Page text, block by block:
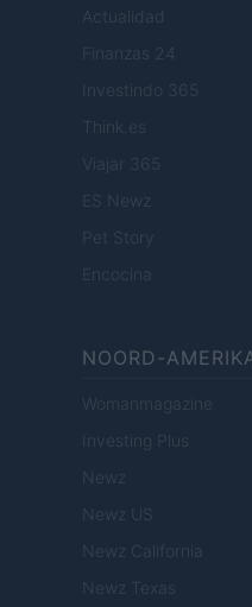
Actualidad
Finanzas 24
Investindo 365
Think.es
Viajar 365
ES Newz
Pet Story
Encocina
NOORD-
Womanmagazine
Investing Plus
Newz
Newz US
Newz California
Newz Texas